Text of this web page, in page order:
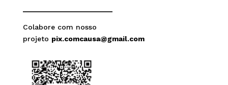
Colabore com nosso
projeto pix.comcausa@gmail.com